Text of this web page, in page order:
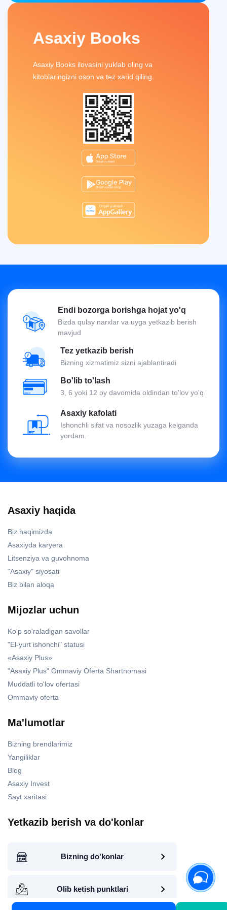
Asaxiy Books
Asaxiy Books ilovasini yuklab oling va
kitoblaringizni oson va tez xarid qiling.
Endi bozorga borishga hojat yo'q
Bizda qulay narxlar va uyga yetkazib berish
mavjud
Tez yetkazib berish
Bizning xizmatimiz sizni ajablantiradi
Bo'lib to'lash
3, 6 yoki 12 oy davomida oldindan to'lov yo'q
Asaxiy kafolati
Ishonchli sifat va nosozlik yuzaga kelganda
yordam.
Asaxiy haqida
Biz haqimizda
Asaxiyda karyera
Litsenziya va guvohnoma
"Asaxiy" siyosati
Biz bilan aloqa
Mijozlar uchun
Ko'p so'raladigan savollar
"El-yurt ishonchi" statusi
«Asaxiy Plus»
"Asaxiy Plus" Ommaviy Oferta Shartnomasi
Muddatli to'lov ofertasi
Ommaviy oferta
Ma'lumotlar
Bizning brendlarimiz
Yangiliklar
Blog
Asaxiy Invest
Sayt xaritasi
Yetkazib berish va do'konlar
Bizning do'konlar
Olib ketish punktlari